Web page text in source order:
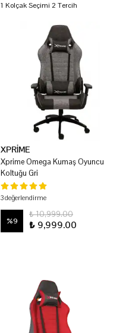
1 Kolçak Seçimi 2 Tercih
XPRİME
Xprime Omega Kumaş Oyuncu
Koltuğu Gri
3 değerlendirme
%9
₺ 10,999.00
₺ 9,999.00